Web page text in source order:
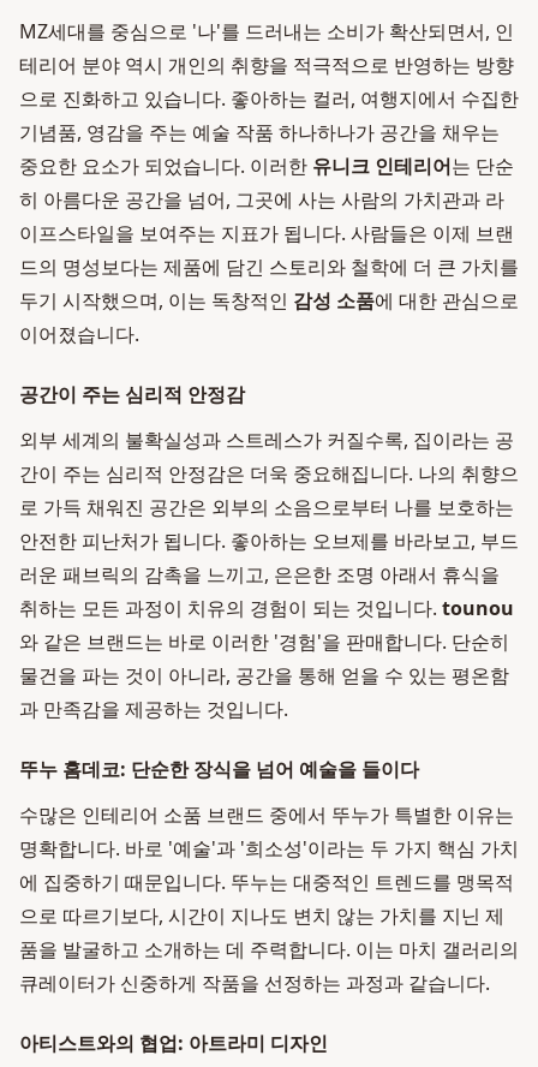
MZ세대를 중심으로 '나'를 드러내는 소비가 확산되면서, 인
테리어 분야 역시 개인의 취향을 적극적으로 반영하는 방향
으로 진화하고 있습니다. 좋아하는 컬러, 여행지에서 수집한
기념품, 영감을 주는 예술 작품 하나하나가 공간을 채우는
중요한 요소가 되었습니다. 이러한 유니크 인테리어는 단순
히 아름다운 공간을 넘어, 그곳에 사는 사람의 가치관과 라
이프스타일을 보여주는 지표가 됩니다. 사람들은 이제 브랜
드의 명성보다는 제품에 담긴 스토리와 철학에 더 큰 가치를
두기 시작했으며, 이는 독창적인 감성 소품에 대한 관심으로
이어졌습니다.
공간이 주는 심리적 안정감
외부 세계의 불확실성과 스트레스가 커질수록, 집이라는 공
간이 주는 심리적 안정감은 더욱 중요해집니다. 나의 취향으
로 가득 채워진 공간은 외부의 소음으로부터 나를 보호하는
안전한 피난처가 됩니다. 좋아하는 오브제를 바라보고, 부드
러운 패브릭의 감촉을 느끼고, 은은한 조명 아래서 휴식을
취하는 모든 과정이 치유의 경험이 되는 것입니다. tounou
와 같은 브랜드는 바로 이러한 '경험'을 판매합니다. 단순히
물건을 파는 것이 아니라, 공간을 통해 얻을 수 있는 평온함
과 만족감을 제공하는 것입니다.
뚜누 홈데코: 단순한 장식을 넘어 예술을 들이다
수많은 인테리어 소품 브랜드 중에서 뚜누가 특별한 이유는
명확합니다. 바로 '예술'과 '희소성'이라는 두 가지 핵심 가치
에 집중하기 때문입니다. 뚜누는 대중적인 트렌드를 맹목적
으로 따르기보다, 시간이 지나도 변치 않는 가치를 지닌 제
품을 발굴하고 소개하는 데 주력합니다. 이는 마치 갤러리의
큐레이터가 신중하게 작품을 선정하는 과정과 같습니다.
아티스트와의 협업: 아트라미 디자인